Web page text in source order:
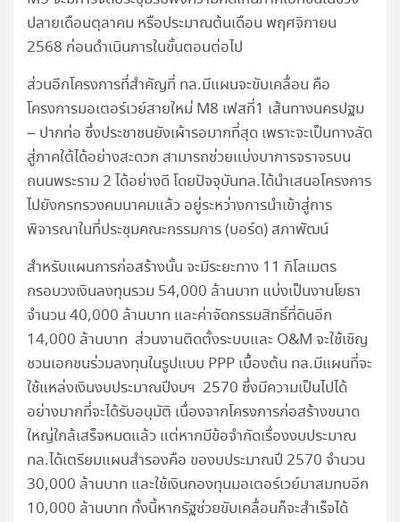
ปลายเดือนตุลาคม หรือประมาณต้นเดือน พฤศจิกายน
2568 ก่อนดำเนินการในขั้นตอนต่อไป
ส่วนอีกโครงการที่สำคัญที่ ทล.มีแผนจะขับเคลื่อน คือ
โครงการมอเตอร์เวย์สายใหม่ M8 เฟสที่1 เส้นทางนครปฐม
– ปากท่อ ซึ่งประชาชนยังเผ้ารอมากที่สุด เพราะจะเป็นทางลัด
สู่ภาคใต้ได้อย่างสะดวก สามารถช่วยแบ่งบาการจราจรบน
ถนนพระราม 2 ได้อย่างดี โดยปัจจุบันทล.ได้นำเสนอโครงการ
ไปยังกรทรวงคมนาคมแล้ว อยู่ระหว่างการนำเข้าสู่การ
พิจารณาในที่ประชุมคณะกรรมการ (บอร์ด) สภาพัฒน์
สำหรับแผนการก่อสร้างนั้น จะมีระยะทาง 11 กิโลเมตร
กรอบวงเงินลงทุนรวม 54,000 ล้านบาท แบ่งเป็นงานโยธา
จำนวน 40,000 ล้านบาท และค่าจัดกรรมสิทธิ์ที่ดินอีก
14,000 ล้านบาท ส่วนงานติดตั้งระบบและ O&M จะใช้เชิญ
ชวนเอกชนร่วมลงทุนในรูปแบบ PPP เบื้องต้น ทล.มีแผนที่จะ
ใช้แหล่งเงินงบประมาณปีงบฯ 2570 ซึ่งมีความเป็นไปได้
อย่างมากที่จะได้รับอนุมัติ เนื่องจากโครงการก่อสร้างขนาด
ใหญ่ใกล้เสร็จหมดแล้ว แต่หากมีข้อจำกัดเรื่องงบประมาณ
ทล.ได้เตรียมแผนสำรองคือ ของบประมาณปี 2570 จำนวน
30,000 ล้านบาท และใช้เงินกองทุนมอเตอร์เวย์มาสมทบอีก
10,000 ล้านบาท ทั้งนี้หากรัฐช่วยขับเคลื่อนก็จะสำเร็จได้